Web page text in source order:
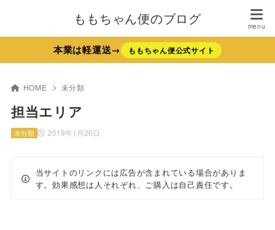
ももちゃん便のブログ
本業は軽運送→ ももちゃん便公式サイト
HOME 未分類
担当エリア
2019年1月26日
未分類
当サイトのリンクには広告が含まれている場合がありま
す。効果感想は人それぞれ、ご購入は自己責任です。